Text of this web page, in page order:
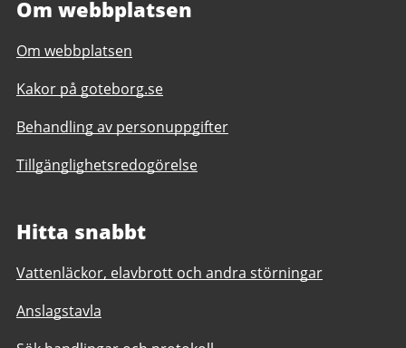
Om webbplatsen
Om webbplatsen
Kakor på goteborg.se
Behandling av personuppgifter
Tillgänglighetsredogörelse
Hitta snabbt
Vattenläckor, elavbrott och andra störningar
Anslagstavla